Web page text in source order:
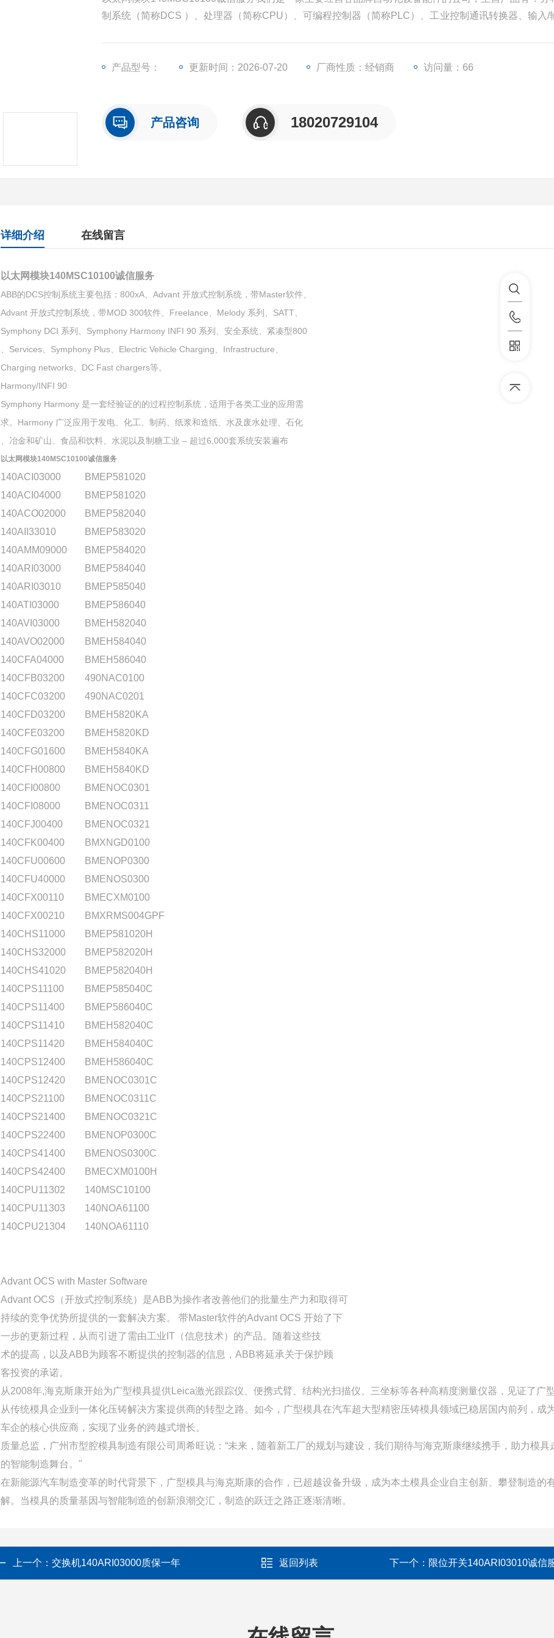
制系统（简称DCS ）、处理器（简称CPU）、可编程控制器（简称PLC）、工业控制通讯转换器、输入/
产品型号： 更新时间：2026-07-20 厂商性质：经销商 访问量：66
产品咨询 18020729104
详细介绍 在线留言
以太网模块140MSC10100诚信服务
ABB的DCS控制系统主要包括：800xA、Advant 开放式控制系统，带Master软件、
Advant 开放式控制系统，带MOD 300软件、Freelance、Melody 系列、SATT、
Symphony DCI 系列、Symphony Harmony INFI 90 系列、安全系统、紧凑型800
、Services、Symphony Plus、Electric Vehicle Charging、Infrastructure、
Charging networks、DC Fast chargers等。
Harmony/INFI 90
Symphony Harmony 是一套经验证的的过程控制系统，适用于各类工业的应用需
求。Harmony 广泛应用于发电、化工、制药、纸浆和造纸、水及废水处理、石化
、冶金和矿山、食品和饮料、水泥以及制糖工业 – 超过6,000套系统安装遍布
以太网模块140MSC10100诚信服务
140ACI03000
BMEP581020
140ACI04000
BMEP581020
140ACO02000
BMEP582040
140AII33010
BMEP583020
140AMM09000
BMEP584020
140ARI03000
BMEP584040
140ARI03010
BMEP585040
140ATI03000
BMEP586040
140AVI03000
BMEH582040
140AVO02000
BMEH584040
140CFA04000
BMEH586040
140CFB03200
490NAC0100
140CFC03200
490NAC0201
140CFD03200
BMEH5820KA
140CFE03200
BMEH5820KD
140CFG01600
BMEH5840KA
140CFH00800
BMEH5840KD
140CFI00800
BMENOC0301
140CFI08000
BMENOC0311
140CFJ00400
BMENOC0321
140CFK00400
BMXNGD0100
140CFU00600
BMENOP0300
140CFU40000
BMENOS0300
140CFX00110
BMECXM0100
140CFX00210
BMXRMS004GPF
140CHS11000
BMEP581020H
140CHS32000
BMEP582020H
140CHS41020
BMEP582040H
140CPS11100
BMEP585040C
140CPS11400
BMEP586040C
140CPS11410
BMEH582040C
140CPS11420
BMEH584040C
140CPS12400
BMEH586040C
140CPS12420
BMENOC0301C
140CPS21100
BMENOC0311C
140CPS21400
BMENOC0321C
140CPS22400
BMENOP0300C
140CPS41400
BMENOS0300C
140CPS42400
BMECXM0100H
140CPU11302
140MSC10100
140CPU11303
140NOA61100
140CPU21304
140NOA61110
Advant OCS with Master Software
Advant OCS（开放式控制系统）是ABB为操作者改善他们的批量生产力和取得可
持续的竞争优势所提供的一套解决方案。 带Master软件的Advant OCS 开始了下
一步的更新过程，从而引进了需由工业IT（信息技术）的产品。随着这些技
术的提高，以及ABB为顾客不断提供的控制器的信息，ABB将延承关于保护顾
客投资的承诺。
从2008年,海克斯康开始为广型模具提供Leica激光跟踪仪、便携式臂、结构光扫描仪、三坐标等各种高精度测量仪器，见证了广
从传统模具企业到一体化压铸解决方案提供商的转型之路。如今，广型模具在汽车超大型精密压铸模具领域已稳居国内前列，成
车企的核心供应商，实现了业务的跨越式增长。
质量总监，广州市型腔模具制造有限公司周希旺说：“未来，随着新工厂的规划与建设，我们期待与海克斯康继续携手，助力模具
的智能制造舞台。"
在新能源汽车制造变革的时代背景下，广型模具与海克斯康的合作，已超越设备升级，成为本土模具企业自主创新、攀登制造的
解。当模具的质量基因与智能制造的创新浪潮交汇，制造的跃迁之路正逐渐清晰。
上一个： 交换机140ARI03000质保一年 返回列表 下一个： 限位开关140ARI03010诚信